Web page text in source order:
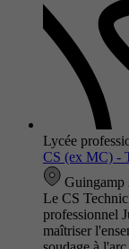
Lycée
CS (ex MC) -
Guingamp
Le CS
professionnel
maîtriser